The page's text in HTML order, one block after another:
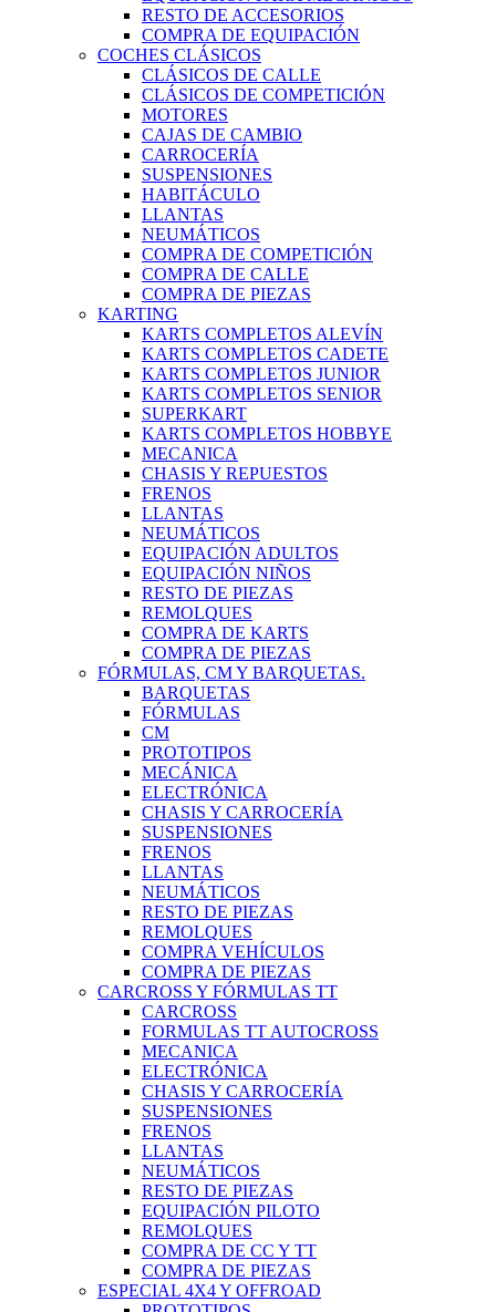
RESTO DE ACCESORIOS
COMPRA DE EQUIPACIÓN
COCHES CLÁSICOS
CLÁSICOS DE CALLE
CLÁSICOS DE COMPETICIÓN
MOTORES
CAJAS DE CAMBIO
CARROCERÍA
SUSPENSIONES
HABITÁCULO
LLANTAS
NEUMÁTICOS
COMPRA DE COMPETICIÓN
COMPRA DE CALLE
COMPRA DE PIEZAS
KARTING
KARTS COMPLETOS ALEVÍN
KARTS COMPLETOS CADETE
KARTS COMPLETOS JUNIOR
KARTS COMPLETOS SENIOR
SUPERKART
KARTS COMPLETOS HOBBYE
MECANICA
CHASIS Y REPUESTOS
FRENOS
LLANTAS
NEUMÁTICOS
EQUIPACIÓN ADULTOS
EQUIPACIÓN NIÑOS
RESTO DE PIEZAS
REMOLQUES
COMPRA DE KARTS
COMPRA DE PIEZAS
FÓRMULAS, CM Y BARQUETAS.
BARQUETAS
FÓRMULAS
CM
PROTOTIPOS
MECÁNICA
ELECTRÓNICA
CHASIS Y CARROCERÍA
SUSPENSIONES
FRENOS
LLANTAS
NEUMÁTICOS
RESTO DE PIEZAS
REMOLQUES
COMPRA VEHÍCULOS
COMPRA DE PIEZAS
CARCROSS Y FÓRMULAS TT
CARCROSS
FORMULAS TT AUTOCROSS
MECANICA
ELECTRÓNICA
CHASIS Y CARROCERÍA
SUSPENSIONES
FRENOS
LLANTAS
NEUMÁTICOS
RESTO DE PIEZAS
EQUIPACIÓN PILOTO
REMOLQUES
COMPRA DE CC Y TT
COMPRA DE PIEZAS
ESPECIAL 4X4 Y OFFROAD